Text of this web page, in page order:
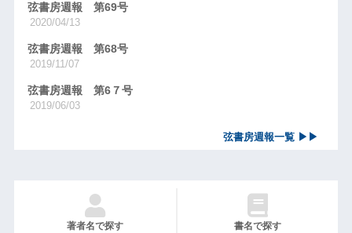
弦書房週報 第69号
2020/04/13
弦書房週報 第68号
2019/11/07
弦書房週報 第6７号
2019/06/03
弦書房週報一覧 ▶▶
著者名で探す 書名で探す